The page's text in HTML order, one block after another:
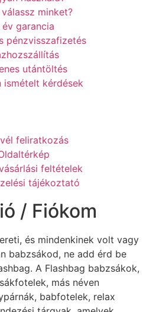
minket?
év garancia
pénzvisszafizetés
utántöltés
ismételt kérdések
feliratkozás
feltételek
tájékoztató
/ Fiókom
és mindenkinek volt vagy
babzsákod, ne add érd be
A Flashbag babzsákok,
más néven
babfotelek, relax